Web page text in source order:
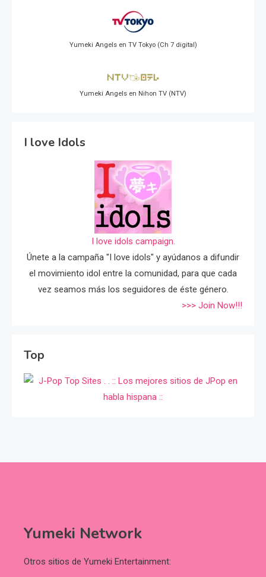
Yumeki Angels en TV Tokyo (Ch 7 digital)
Yumeki Angels en Nihon TV (NTV)
I love Idols
I love idols campaign.
Únete a la campaña "I love idols" y ayúdanos a difundir
el movimiento idol entre la comunidad, para que cada
vez seamos más los seguidores de éste género.
>>> Join Now!!!
Top
Yumeki Network
Otros sitios de Yumeki Entertainment: